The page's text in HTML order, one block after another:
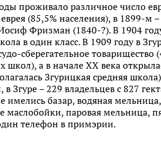
проживало различное число
(85,5% населения), в 1899-
Фризман (1840-?). В 1904
в один класс. В 1909 году в
сберегательное
школ), а в начале ХХ века
Згурицкая средняя
Згуре – 229 владельцев с 827
имелись базар, водяная
маслобойки, паровая мельница,
телефон в примэрии.